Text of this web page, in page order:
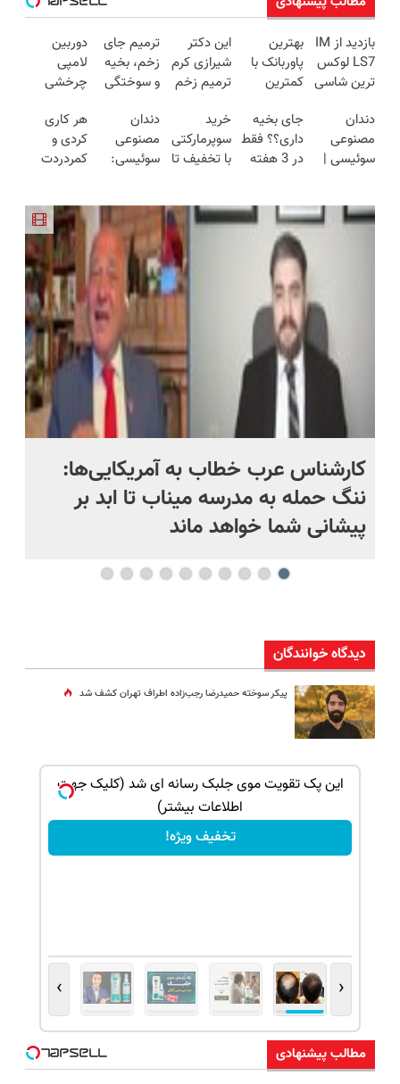
بازدید از IM
LS7 لوکس
ترین شاسی
ایران در
باشگاه
انقلاب
بهترین
پاوربانک با
کمترین
این دکتر
شیرازی کرم
ترمیم زخم
ساخت!!!
ترمیم جای
زخم، بخیه
و سوختگی
هفته!!😍
دوربین
لامپی
چرخشی
فقط امروز
حراج شد🔥
پرداخت
دندان
مصنوعی
سوئیسی |
طبیعی!
رایگان+پرداخت
جای بخیه
داری؟؟ فقط
در 3 هفته
خرید
سوپرمارکتی
با تخفیف تا
دیجی‌کالا
دندان
مصنوعی
سوئیسی:
اروپا، سبک
و مقاوم |
پرداخت
قسطی
هر کاری
کردی و
کمردردت
پرسشنامه و
دریافت راه
حل
کارشناس عرب خطاب به آمریکایی‌ها:
ننگ حمله به مدرسه میناب تا ابد بر
پیشانی شما خواهد ماند
دیدگاه خوانندگان
پیکر سوخته حمیدرضا رجب‌زاده اطراف تهران کشف شد
این پک تقویت موی جلبک رسانه ای شد (کلیک جهت
اطلاعات بیشتر)
تخفیف ویژه!
‹
›
مطالب پیشنهادی